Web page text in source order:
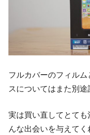
フルカバーのフィル
スについてはまた別途
実は買い直してとて
んな出会いを与えて